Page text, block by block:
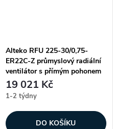
Alteko RFU 225-30/0,75-
ER22C-Z průmyslový radiální
ventilátor s přímým pohonem
AC
19 021 Kč
1-2 týdny
DO KOŠÍKU